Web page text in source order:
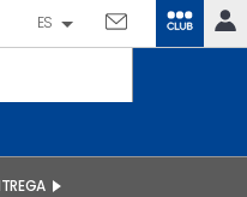
ES